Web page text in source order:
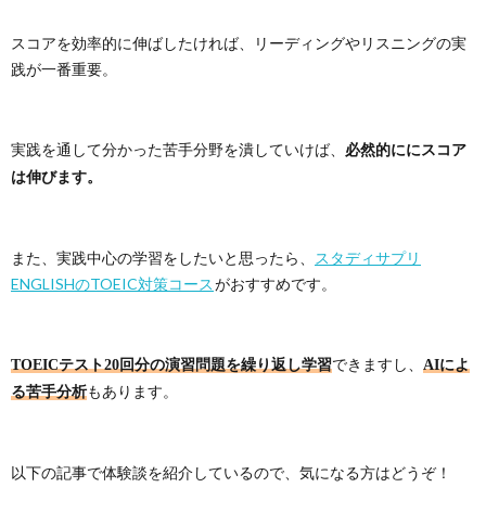
スコアを効率的に伸ばしたければ、リーディングやリスニングの実
践が一番重要。
実践を通して分かった苦手分野を潰していけば、
必然的ににスコア
は伸びます。
また、実践中心の学習をしたいと思ったら、
スタディサプリ
ENGLISHのTOEIC対策コースがおすすめです。
TOEICテスト20回分の演習問題を繰り返し学習できますし、 AIによ
る苦手分析もあります。
以下の記事で体験談を紹介しているので、気になる方はどうぞ！